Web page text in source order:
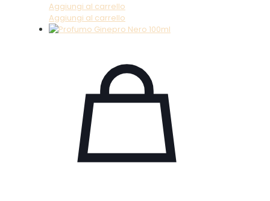
Aggiungi al carrello
Aggiungi al carrello